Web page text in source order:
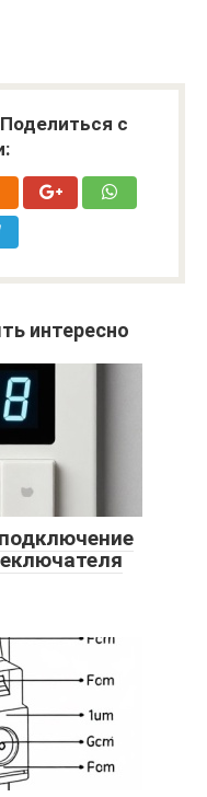
с
интересно